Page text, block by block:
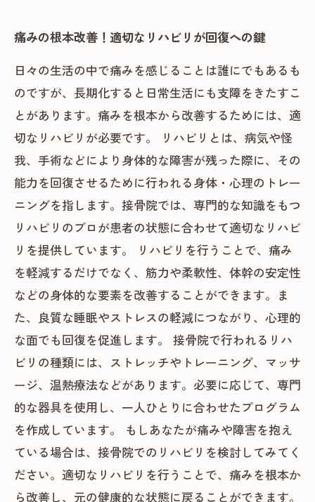
痛みの根本改善！適切なリハビリが回復への鍵
日々の生活の中で痛みを感じることは誰にでもあるも
のですが、長期化すると日常生活にも支障をきたすこ
とがあります。痛みを根本から改善するためには、適
切なリハビリが必要です。 リハビリとは、病気や怪
我、手術などにより身体的な障害が残った際に、その
能力を回復させるために行われる身体・心理のトレー
ニングを指します。接骨院では、専門的な知識をもつ
リハビリのプロが患者の状態に合わせて適切なリハビ
リを提供しています。 リハビリを行うことで、痛み
を軽減するだけでなく、筋力や柔軟性、体幹の安定性
などの身体的な要素を改善することができます。ま
た、良質な睡眠やストレスの軽減につながり、心理的
な面でも回復を促進します。 接骨院で行われるリハ
ビリの種類には、ストレッチやトレーニング、マッサ
ージ、温熱療法などがあります。必要に応じて、専門
的な器具を使用し、一人ひとりに合わせたプログラム
を作成しています。 もしあなたが痛みや障害を抱え
ている場合は、接骨院でのリハビリを検討してみてく
ださい。適切なリハビリを行うことで、痛みを根本か
ら改善し、元の健康的な状態に戻ることができます。